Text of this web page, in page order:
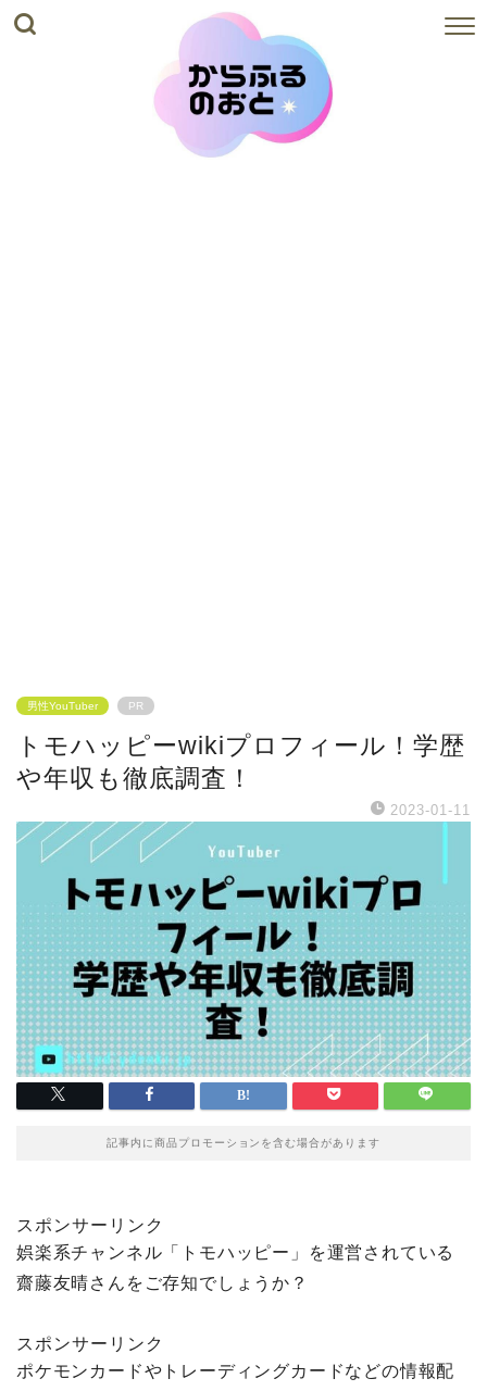
男性YouTuber PR
トモハッピーwikiプロフィール！学歴
や年収も徹底調査！
2023-01-11
記事内に商品プロモーションを含む場合があります
スポンサーリンク
娯楽系チャンネル「トモハッピー」を運営されている
齋藤友晴さんをご存知でしょうか？
スポンサーリンク
ポケモンカードやトレーディングカードなどの情報配